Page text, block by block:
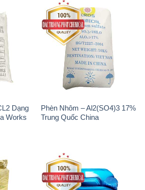
Dạng
Works
Phèn Nhôm – Al2(SO4)3 17%
Trung Quốc China